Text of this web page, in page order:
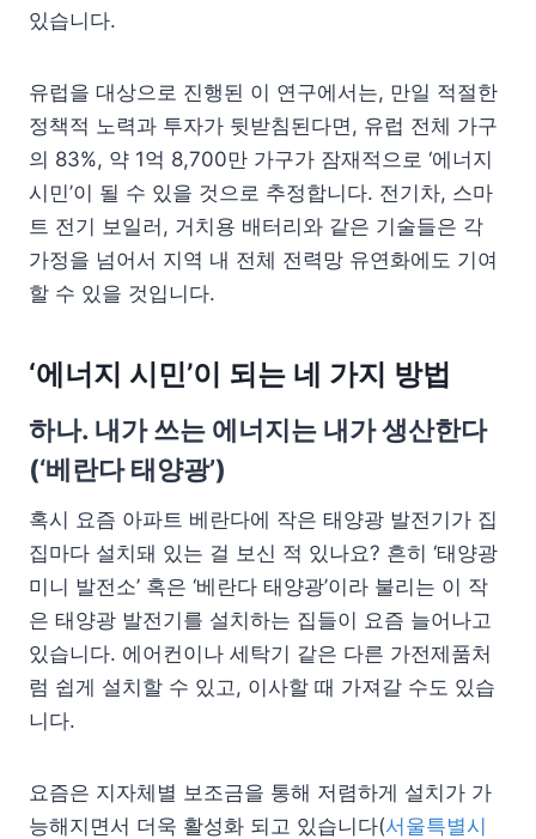
있습니다.
유럽을 대상으로 진행된 이 연구에서는, 만일 적절한
정책적 노력과 투자가 뒷받침된다면, 유럽 전체 가구
의 83%, 약 1억 8,700만 가구가 잠재적으로 ‘에너지
시민’이 될 수 있을 것으로 추정합니다. 전기차, 스마
트 전기 보일러, 거치용 배터리와 같은 기술들은 각
가정을 넘어서 지역 내 전체 전력망 유연화에도 기여
할 수 있을 것입니다.
‘에너지 시민’이 되는 네 가지 방법
하나. 내가 쓰는 에너지는 내가 생산한다
(‘베란다 태양광’)
혹시 요즘 아파트 베란다에 작은 태양광 발전기가 집
집마다 설치돼 있는 걸 보신 적 있나요? 흔히 ‘태양광
미니 발전소’ 혹은 ‘베란다 태양광’이라 불리는 이 작
은 태양광 발전기를 설치하는 집들이 요즘 늘어나고
있습니다. 에어컨이나 세탁기 같은 다른 가전제품처
럼 쉽게 설치할 수 있고, 이사할 때 가져갈 수도 있습
니다.
요즘은 지자체별 보조금을 통해 저렴하게 설치가 가
능해지면서 더욱 활성화 되고 있습니다(서울특별시